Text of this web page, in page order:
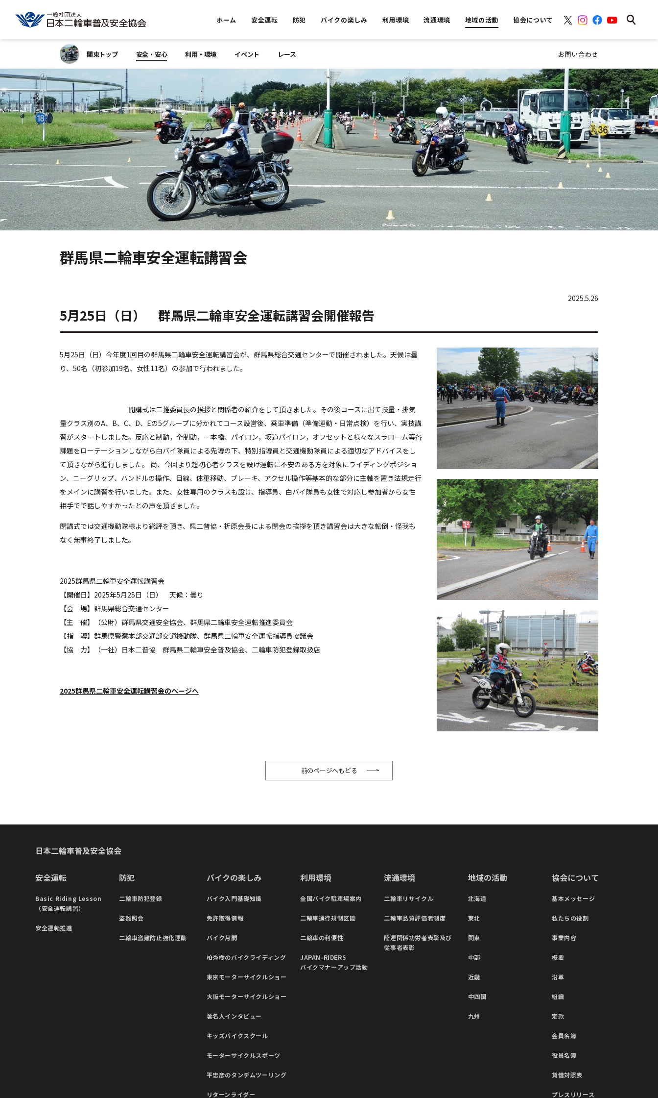
ホーム 安全運転 防犯 バイクの楽しみ 利用環境 流通環境 地域の活動 協会について
関東トップ 安全・安心 利用・環境 イベント レース お問い合わせ
群馬県二輪車安全運転講習会
2025.5.26
5月25日（日） 群馬県二輪車安全運転講習会開催報告
5月25日（日）今年度1回目の群馬県二輪車安全運転講習会が、群馬県総合交通センターで開催されました。天候は曇
り、50名（初参加19名、女性11名）の参加で行われました。
開講式は二推委員長の挨拶と関係者の紹介をして頂きました。その後コースに出て技量・排気
量クラス別のA、B、C、D、Eの5グループに分かれてコース設営後、乗車準備（準備運動・日常点検）を行い、実技講
習がスタートしました。反応と制動，全制動，一本橋、パイロン，坂道パイロン，オフセットと様々なスラローム等各
課題をローテーションしながら白バイ隊員による先導の下、特別指導員と交通機動隊員による適切なアドバイスをし
て頂きながら進行しました。 尚、今回より超初心者クラスを設け運転に不安のある方を対象にライディングポジショ
ン、ニーグリップ、ハンドルの操作、目線、体重移動、ブレーキ、アクセル操作等基本的な部分に主軸を置き法規走行
をメインに講習を行いました。また、女性専用のクラスも設け、指導員、白バイ隊員も女性で対応し参加者から女性
相手でで話しやすかったとの声を頂きました。
閉講式では交通機動隊様より総評を頂き、県二普協・折原会長による閉会の挨拶を頂き講習会は大きな転倒・怪我も
なく無事終了しました。
2025群馬県二輪車安全運転講習会
【開催日】2025年5月25日（日） 天候：曇り
【会 場】群馬県総合交通センター
【主 催】（公財）群馬県交通安全協会、群馬県二輪車安全運転推進委員会
【指 導】群馬県警察本部交通部交通機動隊、群馬県二輪車安全運転指導員協議会
【協 力】（一社）日本二普協 群馬県二輪車安全普及協会、二輪車防犯登録取扱店
2025群馬県二輪車安全運転講習会のページへ
前のページへもどる
日本二輪車普及安全協会
安全運転
Basic Riding Lesson
（安全運転講習）
安全運転推進
防犯
二輪車防犯登録
盗難照会
二輪車盗難防止強化運動
バイクの楽しみ
バイク入門基礎知識
免許取得情報
バイク月間
柏秀樹のバイクライディング
東京モーターサイクルショー
大阪モーターサイクルショー
著名人インタビュー
キッズバイクスクール
モーターサイクルスポーツ
平忠彦のタンデムツーリング
リターンライダー
利用環境
全国バイク駐車場案内
二輪車通行規制区間
二輪車の利便性
JAPAN-RIDERS
バイクマナーアップ活動
流通環境
二輪車リサイクル
二輪車品質評価者制度
陸運関係功労者表彰及び
従事者表彰
地域の活動
北海道
東北
関東
中部
近畿
中四国
九州
協会について
基本メッセージ
私たちの役割
事業内容
概要
沿革
組織
定款
会員名簿
役員名簿
貸借対照表
プレスリリース